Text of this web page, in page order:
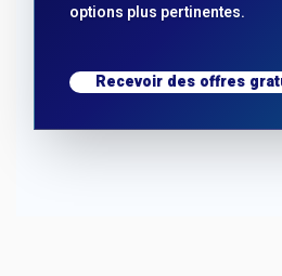
options plus pertinentes.
Recevoir des offres